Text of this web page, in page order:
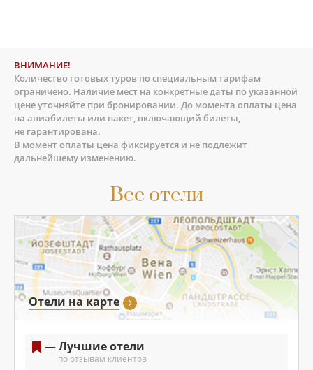
Все отели
Отели на карте
— Лучшие отели
по отзывам клиентов
ВНИМАНИЕ!
Количество готовых туров по специальным тарифам
ограничено. Наличие мест на конкретные даты по указанной
цене уточняйте при бронировании. До момента оплаты цена
на авиабилеты или пакет, включающий билеты,
не гарантирована.
В момент оплаты цена фиксируется и не подлежит
дальнейшему изменению.